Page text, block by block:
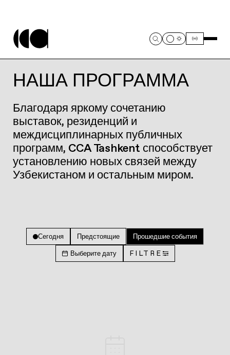
НАША ПРОГРАММА
Благодаря яркому сочетанию
выставок, резиденций и
междисциплинарных публичных
программ, CCA Tashkent способствует
установлению новых связей между
Узбекистаном и остальным миром.
Сегодня Предстоящие Прошедшие события
Выберите дату FILTRE